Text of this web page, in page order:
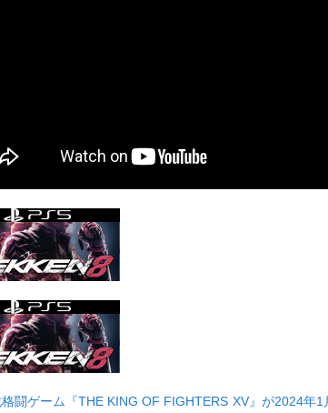
闘ゲーム『THE KING OF FIGHTERS XV』が2024年1